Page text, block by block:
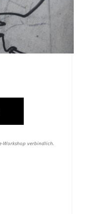
Workshop verbindlich.